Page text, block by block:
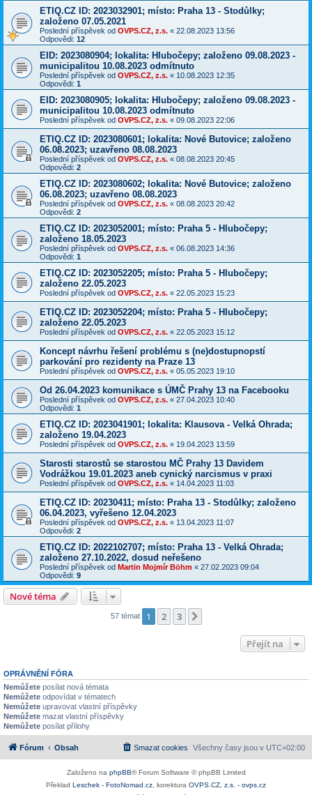
ETIQ.CZ ID: 2023032901; místo: Praha 13 - Stodůlky;
založeno 07.05.2021
Poslední příspěvek od OVPS.CZ, z.s. « 22.08.2023 13:56
Odpovědi: 12
EID: 2023080904; lokalita: Hlubočepy; založeno 09.08.2023 -
municipalitou 10.08.2023 odmítnuto
Poslední příspěvek od OVPS.CZ, z.s. « 10.08.2023 12:35
Odpovědi: 1
EID: 2023080905; lokalita: Hlubočepy; založeno 09.08.2023 -
municipalitou 10.08.2023 odmítnuto
Poslední příspěvek od OVPS.CZ, z.s. « 09.08.2023 22:06
ETIQ.CZ ID: 2023080601; lokalita: Nové Butovice; založeno
06.08.2023; uzavřeno 08.08.2023
Poslední příspěvek od OVPS.CZ, z.s. « 08.08.2023 20:45
Odpovědi: 2
ETIQ.CZ ID: 2023080602; lokalita: Nové Butovice; založeno
06.08.2023; uzavřeno 08.08.2023
Poslední příspěvek od OVPS.CZ, z.s. « 08.08.2023 20:42
Odpovědi: 2
ETIQ.CZ ID: 2023052001; místo: Praha 5 - Hlubočepy;
založeno 18.05.2023
Poslední příspěvek od OVPS.CZ, z.s. « 06.08.2023 14:36
Odpovědi: 1
ETIQ.CZ ID: 2023052205; místo: Praha 5 - Hlubočepy;
založeno 22.05.2023
Poslední příspěvek od OVPS.CZ, z.s. « 22.05.2023 15:23
ETIQ.CZ ID: 2023052204; místo: Praha 5 - Hlubočepy;
založeno 22.05.2023
Poslední příspěvek od OVPS.CZ, z.s. « 22.05.2023 15:12
Koncept návrhu řešení problému s (ne)dostupnopstí
parkování pro rezidenty na Praze 13
Poslední příspěvek od OVPS.CZ, z.s. « 05.05.2023 19:10
Od 26.04.2023 komunikace s ÚMČ Prahy 13 na Facebooku
Poslední příspěvek od OVPS.CZ, z.s. « 27.04.2023 10:40
Odpovědi: 1
ETIQ.CZ ID: 2023041901; lokalita: Klausova - Velká Ohrada;
založeno 19.04.2023
Poslední příspěvek od OVPS.CZ, z.s. « 19.04.2023 13:59
Starosti starostů se starostou MČ Prahy 13 Davidem
Vodrážkou 19.01.2023 aneb cynický narcismus v praxi
Poslední příspěvek od OVPS.CZ, z.s. « 14.04.2023 11:03
ETIQ.CZ ID: 20230411; místo: Praha 13 - Stodůlky; založeno
06.04.2023, vyřešeno 12.04.2023
Poslední příspěvek od OVPS.CZ, z.s. « 13.04.2023 11:07
Odpovědi: 2
ETIQ.CZ ID: 2022102707; místo: Praha 13 - Velká Ohrada;
založeno 27.10.2022, dosud neřešeno
Poslední příspěvek od Martin Mojmír Böhm « 27.02.2023 09:04
Odpovědi: 9
Nové téma
57 témat 1 2 3
Přejít na
OPRÁVNĚNÍ FÓRA
Nemůžete posílat nová témata
Nemůžete odpovídat v tématech
Nemůžete upravovat vlastní příspěvky
Nemůžete mazat vlastní příspěvky
Nemůžete posílat přílohy
Fórum Obsah Všechny časy jsou v UTC+02:00
Smazat cookies
Založeno na phpBB® Forum Software © phpBB Limited
Překlad Leschek - FotoNomad.cz , korektura OVPS.CZ, z.s. - ovps.cz